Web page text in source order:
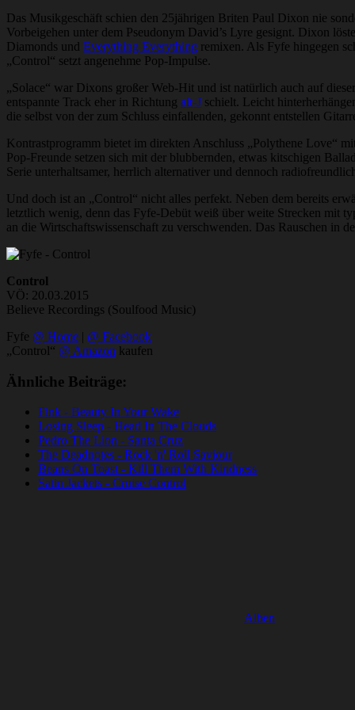
Das Musikgeschäft schien den 25jährigen Briten Paul Dixon nie
Vorbeigehen unter dem Pseudonym David’s Lyre gesignt. Dixon
Diamonds und Everything Everything remixen. Als Fyfe hingegen
„Control“ setzt angenehme Pop-Impulse.
„Solace“ war Dixons großer Web-Hit und ist natürlich auch auf
entspannte Track eher in Richtung alt-J schielt. Leicht
die selbst von der zum Schluss einfallenden, gekonnt entstellen
Kontrastprogramm bietet im direkten Anschluss „Polythene Love“
Pop-Freunde setzen sich mit der blubbernden, etwas kitschigen
Serie unterhaltsamer, herrlich alternativer und dennoch
Und doch ist an „Control“ nicht alles perfekt. Neben dem bereits
letztlich wenig, denn das Fyfe-Debüt weiß über weite Strecken mit
an die Wirtschaftswissenschaft zu verschwenden. Das Rauschen in
Control
VÖ: 20.03.2015
Believe Recordings (Soulfood Music)
Fyfe @ Home | @ Facebook
„Control“ @ Amazon kaufen
Ähnliche Beiträge:
Fink - Beauty In Your Wake
Losing Sleep - Head In The Clouds
Pedro The Lion - Santa Cruz
The Deadnotes - Rock 'n' Roll Saviour
Beans On Toast - Kill Them With Kindness
Satin Jackets - Cruise Control
Alben